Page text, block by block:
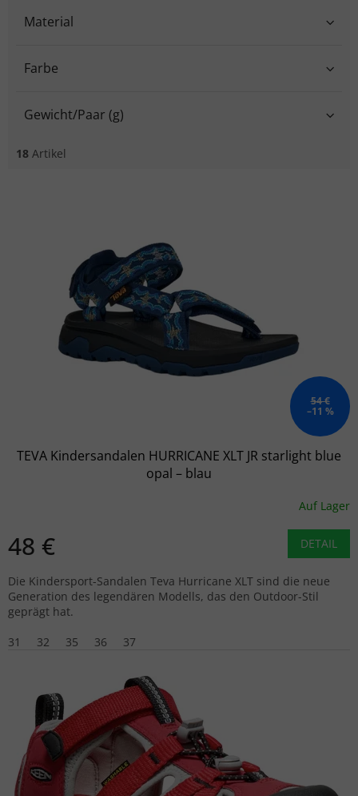
Material
Farbe
Gewicht/Paar (g)
18 Artikel
54 €
–11 %
TEVA Kindersandalen HURRICANE XLT JR starlight blue
opal – blau
Auf Lager
48 € DETAIL
Die Kindersport-Sandalen Teva Hurricane XLT sind die neue
Generation des legendären Modells, das den Outdoor-Stil
geprägt hat.
31
32 35 36 37